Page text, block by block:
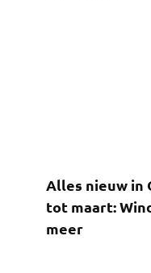
Alles nieuw in
tot maart:
meer